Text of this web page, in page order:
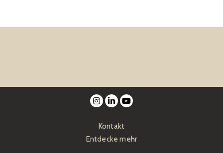
Kontakt
Entdecke mehr